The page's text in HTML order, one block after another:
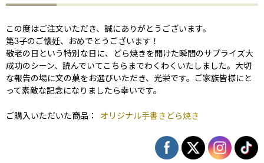
この度はご注文いただき、誠にありがとうございます。
第3子のご懐妊、おめでとうございます！
敬老の日という特別な日に、どら焼きを開けた瞬間のサプライズ大
成功のシーン、読んでいてこちらまでわくわくいたしました。大切
な報告の場に文の菓をお選びいただき、光栄です。ご家族皆様にと
って素敵な記念になりましたら幸いです。
ご購入いただいた商品： オリジナル手書きどら焼き